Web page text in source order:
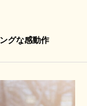
グな感動作